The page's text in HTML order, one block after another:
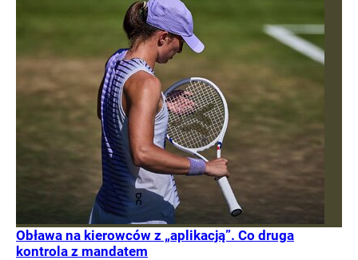
Obława na kierowców z „aplikacją”. Co druga
kontrola z mandatem